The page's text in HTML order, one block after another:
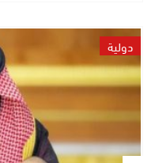
دولية